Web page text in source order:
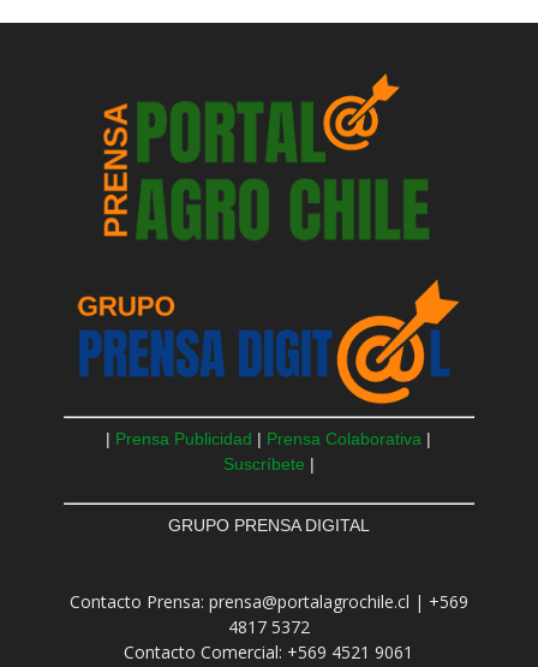
| Prensa Publicidad | Prensa Colaborativa |
Suscríbete |
GRUPO PRENSA DIGITAL
Contacto Prensa: prensa@portalagrochile.cl | +569
4817 5372
Contacto Comercial: +569 4521 9061